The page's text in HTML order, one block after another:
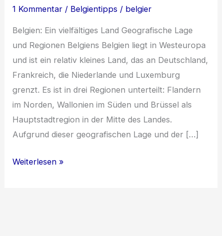
1 Kommentar / Belgientipps / belgier
Belgien: Ein vielfältiges Land Geografische Lage
und Regionen Belgiens Belgien liegt in Westeuropa
und ist ein relativ kleines Land, das an Deutschland,
Frankreich, die Niederlande und Luxemburg
grenzt. Es ist in drei Regionen unterteilt: Flandern
im Norden, Wallonien im Süden und Brüssel als
Hauptstadtregion in der Mitte des Landes.
Aufgrund dieser geografischen Lage und der […]
Belgien:
Weiterlesen »